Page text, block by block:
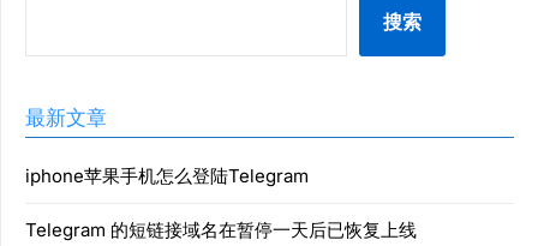
搜索
最新文章
iphone苹果手机怎么登陆Telegram
Telegram 的短链接域名在暂停一天后已恢复上线